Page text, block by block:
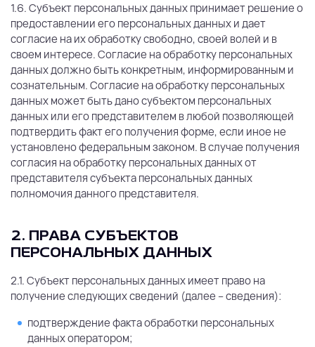
1.6. Субъект персональных данных принимает решение о
предоставлении его персональных данных и дает
согласие на их обработку свободно, своей волей и в
своем интересе. Согласие на обработку персональных
данных должно быть конкретным, информированным и
сознательным. Согласие на обработку персональных
данных может быть дано субъектом персональных
данных или его представителем в любой позволяющей
подтвердить факт его получения форме, если иное не
установлено федеральным законом. В случае получения
согласия на обработку персональных данных от
представителя субъекта персональных данных
полномочия данного представителя.
2. ПРАВА СУБЪЕКТОВ
ПЕРСОНАЛЬНЫХ ДАННЫХ
2.1. Субъект персональных данных имеет право на
получение следующих сведений (далее – сведения):
подтверждение факта обработки персональных
данных оператором;